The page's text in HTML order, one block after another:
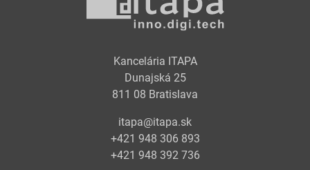
Kancelária ITAPA
Dunajská 25
811 08 Bratislava
itapa@itapa.sk
+421 948 306 893
+421 948 392 736